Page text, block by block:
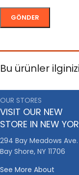
Bu ürünler
OUR STORES
VISIT OUR NEW
STORE IN NEW
294 Bay Meadows Ave.
Bay Shore, NY 11706
See More About